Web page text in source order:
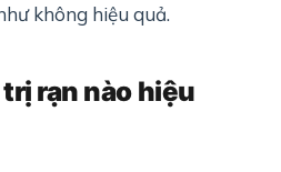
không hiệu quả.
rạn nào hiệu